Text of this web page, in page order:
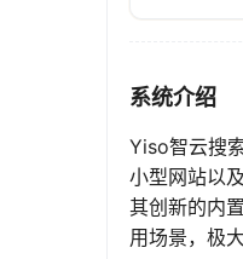
系统介绍
Yiso智云搜
小型网站以
其创新的内
用场景，极